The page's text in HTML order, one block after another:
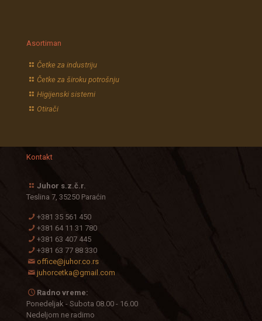
Asortiman
Četke za industriju
Četke za široku potrošnju
Higijenski sistemi
Otirači
Kontakt
Juhor s.z.č.r.
Teslina 7, 35250 Paraćin
+381 35 561 450
+381 64 11 31 780
+381 63 407 445
+381 63 77 88 330
office@juhor.co.rs
juhorcetka@gmail.com
Radno vreme:
Ponedeljak - Subota 08.00 - 16.00
Nedeljom ne radimo